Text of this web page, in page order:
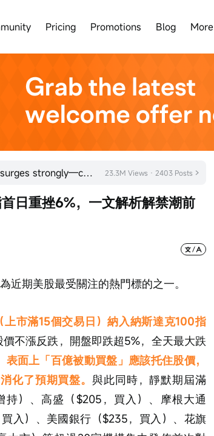
Pricing Promotions Blog More
Bearish sentiment exhausted! SpaceX surges strongly—could the space sector be poised for a turnaroun 23.3M Views · 2403 Posts
日重挫6%，一文解析解禁潮前
近期美股最受關注的熱門標的之一。
市滿15個交易日）納入納斯達克100指
不漲反跌，開盤即跌超5%，全天最大跌
表面上「百億被動買盤」應該托住股價，
化了預期買盤。與此同時，靜默期屆滿
）、高盛（$205，買入）、摩根大通
入）、美國銀行（$235，買入）、花旗